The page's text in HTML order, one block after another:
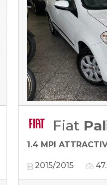
Fiat
1.4 MPI
2015/2015